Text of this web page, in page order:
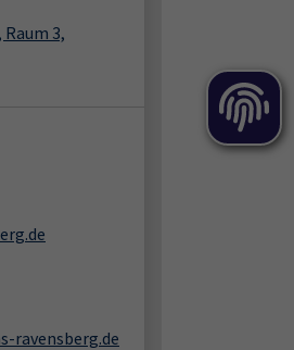
3,
ravensberg.de